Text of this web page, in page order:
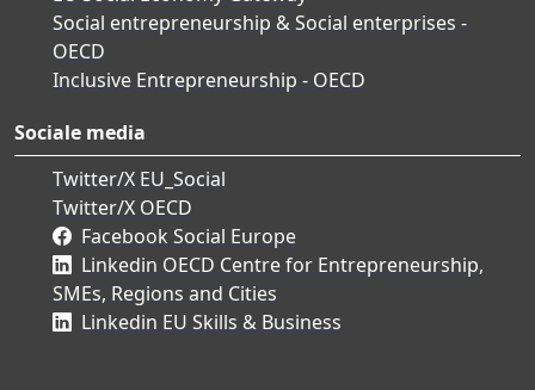
Social entrepreneurship & Social enterprises -
OECD
Inclusive Entrepreneurship - OECD
Sociale media
Twitter/X EU_Social
Twitter/X OECD
Facebook Social Europe
Linkedin OECD Centre for Entrepreneurship,
SMEs, Regions and Cities
Linkedin EU Skills & Business